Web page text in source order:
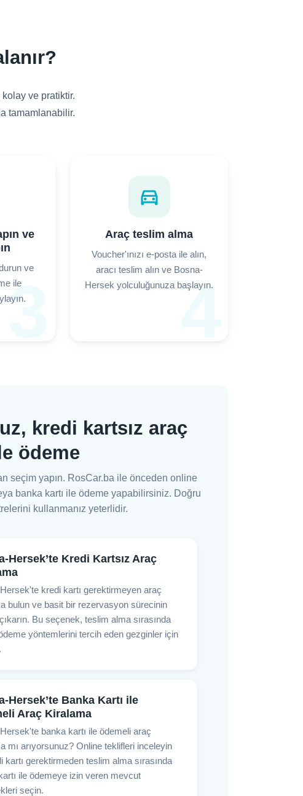
ve pratiktir.
tamamlanabilir.
3
ve
ve
ile
4
directions_car
Araç teslim alma
Voucher'ınızı e-posta ile alın,
aracı teslim alın ve Bosna-
Hersek yolculuğunuza başlayın.
kredi kartsız araç
ödeme
seçim yapın. RosCar.ba ile önceden online
banka kartı ile ödeme yapabilirsiniz. Doğru
kullanmanız yeterlidir.
Hersek’te Kredi Kartsız Araç
kredi kartı gerektirmeyen araç
bulun ve basit bir rezervasyon sürecinin
Bu seçenek, teslim alma sırasında
yöntemlerini tercih eden gezginler için
Hersek’te Banka Kartı ile
Araç Kiralama
banka kartı ile ödemeli araç
mı arıyorsunuz? Online teklifleri inceleyin
kartı gerektirmeden teslim alma sırasında
ile ödemeye izin veren mevcut
seçin.